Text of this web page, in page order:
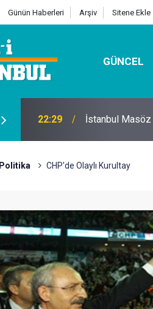
Günün Haberleri Arşiv Sitene Ekle
GÜNCEL
07:32 Kutu Sihirbazı
Politika CHP'de Olaylı Kurultay